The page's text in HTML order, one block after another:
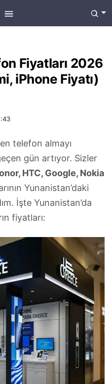
Fiyatları 2026
iPhone Fiyatı)
telefon almayı
gün artıyor. Sizler
HTC, Google, Nokia
Yunanistan’daki
İşte Yunanistan’da
fiyatları: